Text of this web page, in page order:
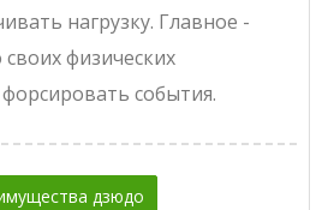
нагрузку. Главное -
физических
события.
дзюдо